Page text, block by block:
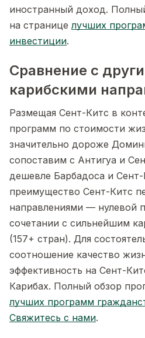
иностранный доход.
на страницелучших
инвестиции.
Сравнение с
карибскими
Размещая Сент-Китс в
программ по стоимости
значительно дороже
сопоставим с Антигуа и
дешевле Барбадоса и
преимущество Сент-Китс
направлениями — нулевой
сочетании с сильнейшим
(157+ стран). Для
соотношение качество
эффективность на Сент-
Карибах. Полный обзор
лучших программ
Свяжитесь с нами.